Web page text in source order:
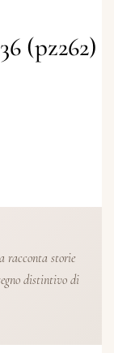
(pz262)
racconta storie
distintivo di